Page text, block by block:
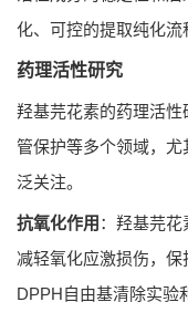
化、可控的提取纯化流
药理活性研究
羟基芫花素的药理活
管保护等多个领域，
泛关注。
抗氧化作用 ：羟基芫花
减轻氧化应激损伤，
DPPH自由基清除实验